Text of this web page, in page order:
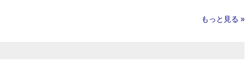
もっと見る »